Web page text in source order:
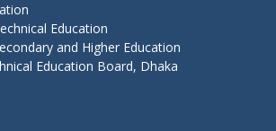
Education
and Higher Education
Education Board, Dhaka